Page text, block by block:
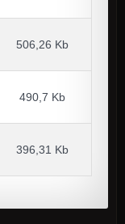
506,26 Kb
490,7 Kb
396,31 Kb